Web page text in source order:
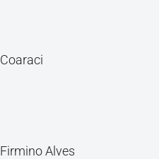
Coaraci
Firmino Alves